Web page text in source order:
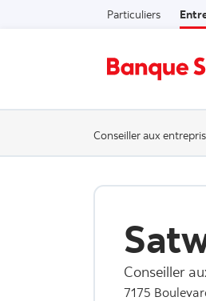
Particuliers
Conseiller aux
Conseiller
7175